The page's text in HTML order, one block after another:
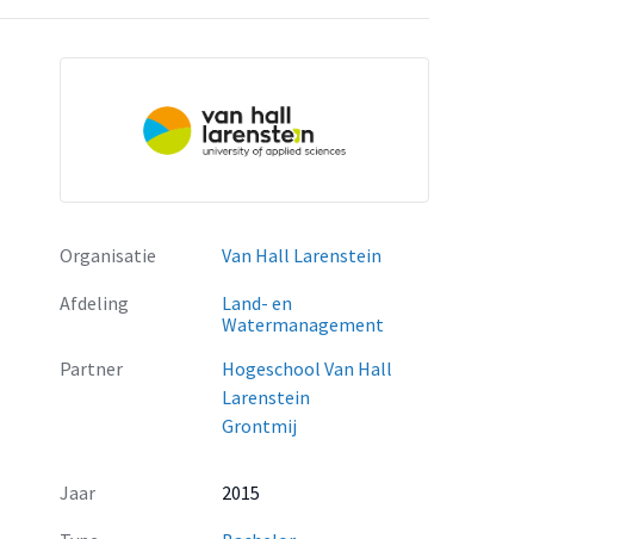
Organisatie
Van Hall Larenstein
Afdeling
Land- en
Watermanagement
Partner
Hogeschool Van Hall
Larenstein
Grontmij
Jaar
2015